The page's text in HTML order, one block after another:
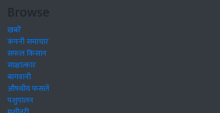
Browse
खबरें
कंपनी समाचार
सफल किसान
साक्षात्कार
बागवानी
औषधीय फसलें
पशुपालन